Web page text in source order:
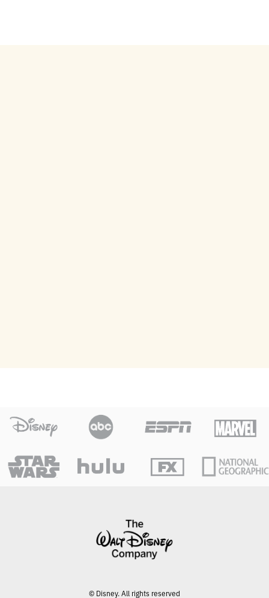
© Disney. All rights reserved